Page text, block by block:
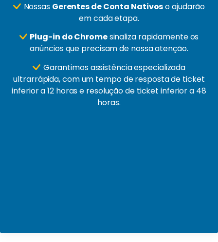
Nossas Gerentes de Conta Nativoso ajudarão
em cada etapa.
Plug-in do Chromesinaliza rapidamente os
anúncios que precisam de nossa atenção.
Garantimos assistência especializada
ultrarrápida, com um tempo de resposta de ticket
inferior a 12 horas e resolução de ticket inferior a 48
horas.